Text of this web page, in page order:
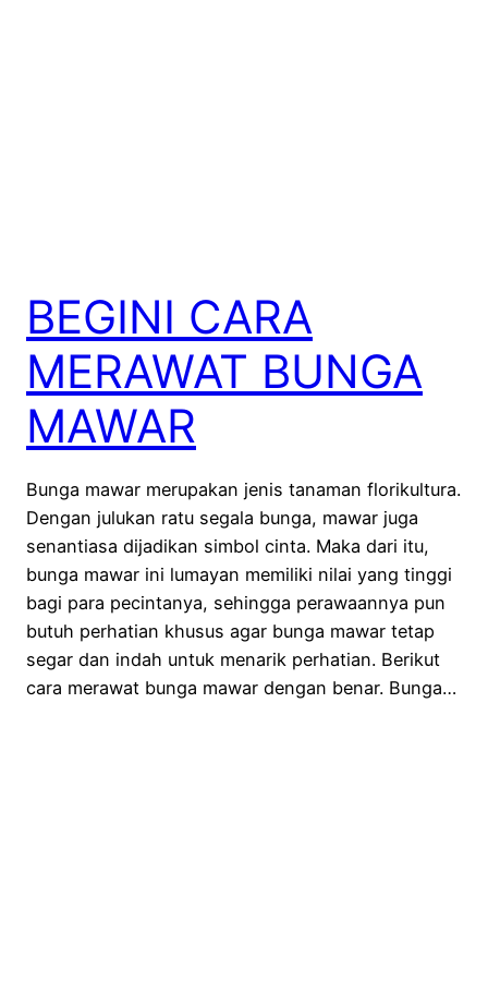
BEGINI CARA
MERAWAT BUNGA
MAWAR
Bunga mawar merupakan jenis tanaman florikultura.
Dengan julukan ratu segala bunga, mawar juga
senantiasa dijadikan simbol cinta. Maka dari itu,
bunga mawar ini lumayan memiliki nilai yang tinggi
bagi para pecintanya, sehingga perawaannya pun
butuh perhatian khusus agar bunga mawar tetap
segar dan indah untuk menarik perhatian. Berikut
cara merawat bunga mawar dengan benar. Bunga…